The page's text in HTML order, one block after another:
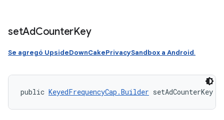
setAdCounterKey
Se agregó UpsideDownCakePrivacySandbox a Android.
public KeyedFrequencyCap.Builder setAdCounterKey